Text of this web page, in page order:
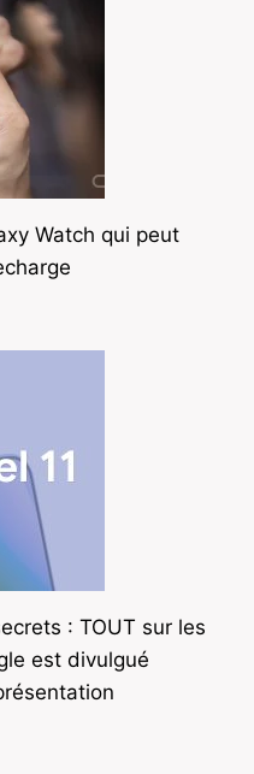
Watch qui peut
: TOUT sur les
est divulgué